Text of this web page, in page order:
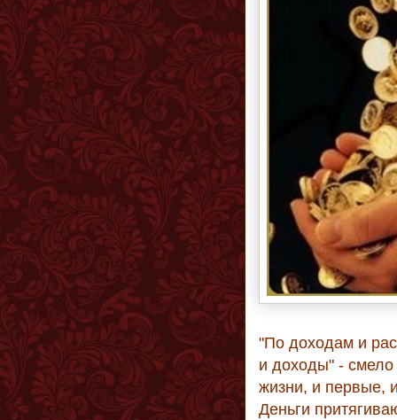
"По доходам и
и доходы" - смело
жизни, и первые,
Деньги